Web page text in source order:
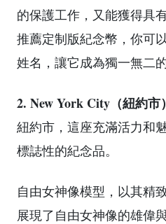
的保護工作，又能獲得具
推薦定制版紀念幣，你可
姓名，讓它成為獨一無二
2. New York City（紐約市
紐約市，這座充滿活力和
標誌性的紀念品。
自由女神像模型，以其精
展現了自由女神像的雄偉